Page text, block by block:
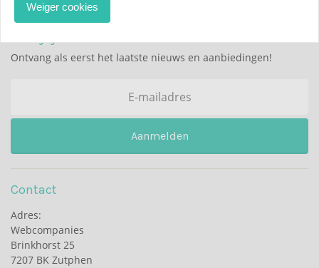
Ontvang als eerst het laatste nieuws en aanbiedingen!
Aanmelden
Contact
Adres:
Webcompanies
Brinkhorst 25
7207 BK Zutphen
Weiger cookies